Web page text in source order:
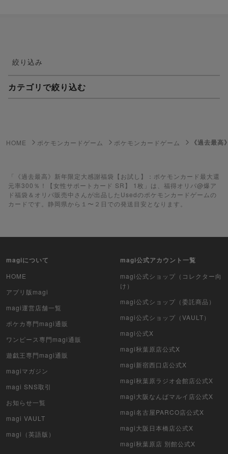
絞り込み
カテゴリで絞り込む
遊戯王
遊戯王ラッシュデュエル
ポケカ（未開封パック）
遊戯王（未開封パック）
デュエル・マスターズ
マジック：ザ・ギャザリング
ヴァイスシュヴァルツ
クリプトスペルズ
マイクリプトヒーローズ
遊戯王初期
HOME ポケモンカードゲーム ポケモンカードゲーム 《過去最
「《過去最高》新年限定大感謝福袋【お試し】：ポケモンカード最大還
元率300％！【女性サポートカード SR】 1枚」は、福得オリパ@爆ア
ド福袋＆オリパ販売中さんが出品したUsedのポケモンカードゲームの
カードです。静岡県から１〜２日での発送目安となります。
magiについて
HOME
アプリ版magi
magi運営店舗一覧
ポケカ専門magi通販
ワンピース専門magi通販
遊戯王専門magi通販
magiマガジン
magi SNS取引
お知らせ一覧
magi VAULT
magi（英語版）
magi公式アカウント一覧
magi公式ショップ（コレクター向
け）
magi公式ショップ（委託商品）
magi公式ショップ（VAULT）
magi公式X
magi秋葉原店公式X
magi新宿西口店公式X
magi秋葉原ラジオ会館店公式X
magi大阪なんばマルイ店公式X
magi名古屋PARCO店公式X
magi大阪日本橋店公式X
magi秋葉原店 別館公式X